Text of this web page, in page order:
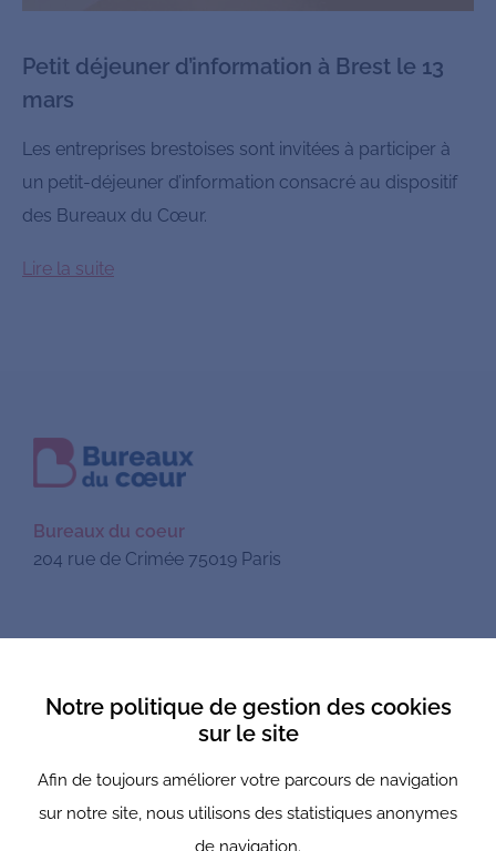
Petit déjeuner d’information à Brest le 13
mars
Les entreprises brestoises sont invitées à participer à
un petit-déjeuner d’information consacré au dispositif
des Bureaux du Cœur.
Lire la suite
Bureaux du coeur
204 rue de Crimée 75019 Paris
Politique de confidentialité
Newsletter
Notre politique de gestion des cookies
sur le site
Afin de toujours améliorer votre parcours de navigation
sur notre site, nous utilisons des statistiques anonymes
de navigation.